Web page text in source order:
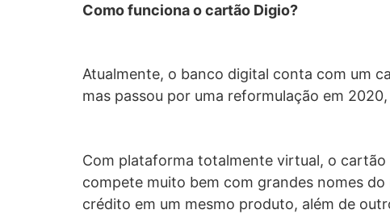
Como funciona o cartão Digio?
Atualmente, o banco digital conta com um
mas passou por uma reformulação em
Com plataforma totalmente virtual, o
compete muito bem com grandes nomes
crédito em um mesmo produto, além de